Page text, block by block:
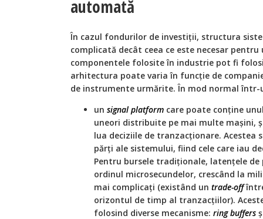
automată
În cazul fondurilor de investiţii, structura
complicată decât ceea ce este necesar
componentele folosite în industrie pot fi
arhitectura poate varia în funcţie de
de instrumente urmărite. În mod normal într-
un signal platform care poate conține
uneori distribuite pe mai multe mașini,
lua deciziile de tranzacționare. Acestea
părți ale sistemului, fiind cele care iau
Pentru bursele tradiționale, latențele de
ordinul microsecundelor, crescând la
mai complicați (existând un trade-off
orizontul de timp al tranzacțiilor).
folosind diverse mecanisme: ring buffers